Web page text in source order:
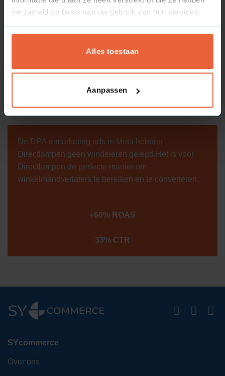
verzameld op basis van uw gebruik van hun services.
Alles toestaan
Aanpassen
De verbeterde remarketingaanpak leidde tot zichtbare
wist Directlampen twijfelende bezoekers te overtuigen en
het maximale uit bestaand verkeer te halen.
De DPA remarketing ads in Meta hebben
Directlampen geen windeieren gelegd.Het is voor
Directlampen de perfecte manier om
winkelmandverlaters te bereiken en te converteren.
+60% ROAS
33% CTR
SYcommerce
Over ons